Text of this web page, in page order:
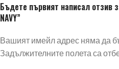
Бъдете първият написал отзив
NAVY”
Вашият имейл адрес няма да
Задължителните полета са